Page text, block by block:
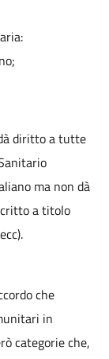
diritto a tutte
ma non dà
a titolo
che
in
categorie che,